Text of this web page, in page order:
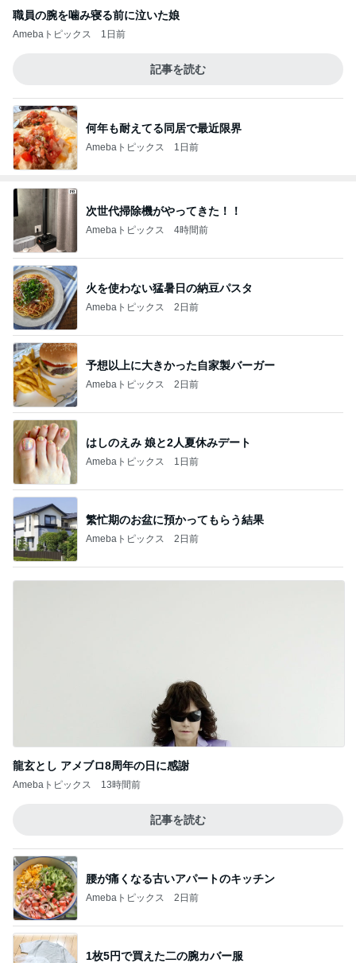
職員の腕を噛み寝る前に泣いた娘
Amebaトピックス 1日前
記事を読む
何年も耐えてる同居で最近限界
Amebaトピックス 1日前
次世代掃除機がやってきた！！
Amebaトピックス 4時間前
火を使わない猛暑日の納豆パスタ
Amebaトピックス 2日前
予想以上に大きかった自家製バーガー
Amebaトピックス 2日前
はしのえみ 娘と2人夏休みデート
Amebaトピックス 1日前
繁忙期のお盆に預かってもらう結果
Amebaトピックス 2日前
龍玄とし アメブロ8周年の日に感謝
Amebaトピックス 13時間前
記事を読む
腰が痛くなる古いアパートのキッチン
Amebaトピックス 2日前
1枚5円で買えた二の腕カバー服